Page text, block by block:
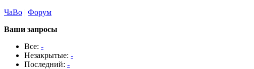
ЧаВо | Форум
Ваши запросы
Все: -
Незакрытые: -
Последний: -